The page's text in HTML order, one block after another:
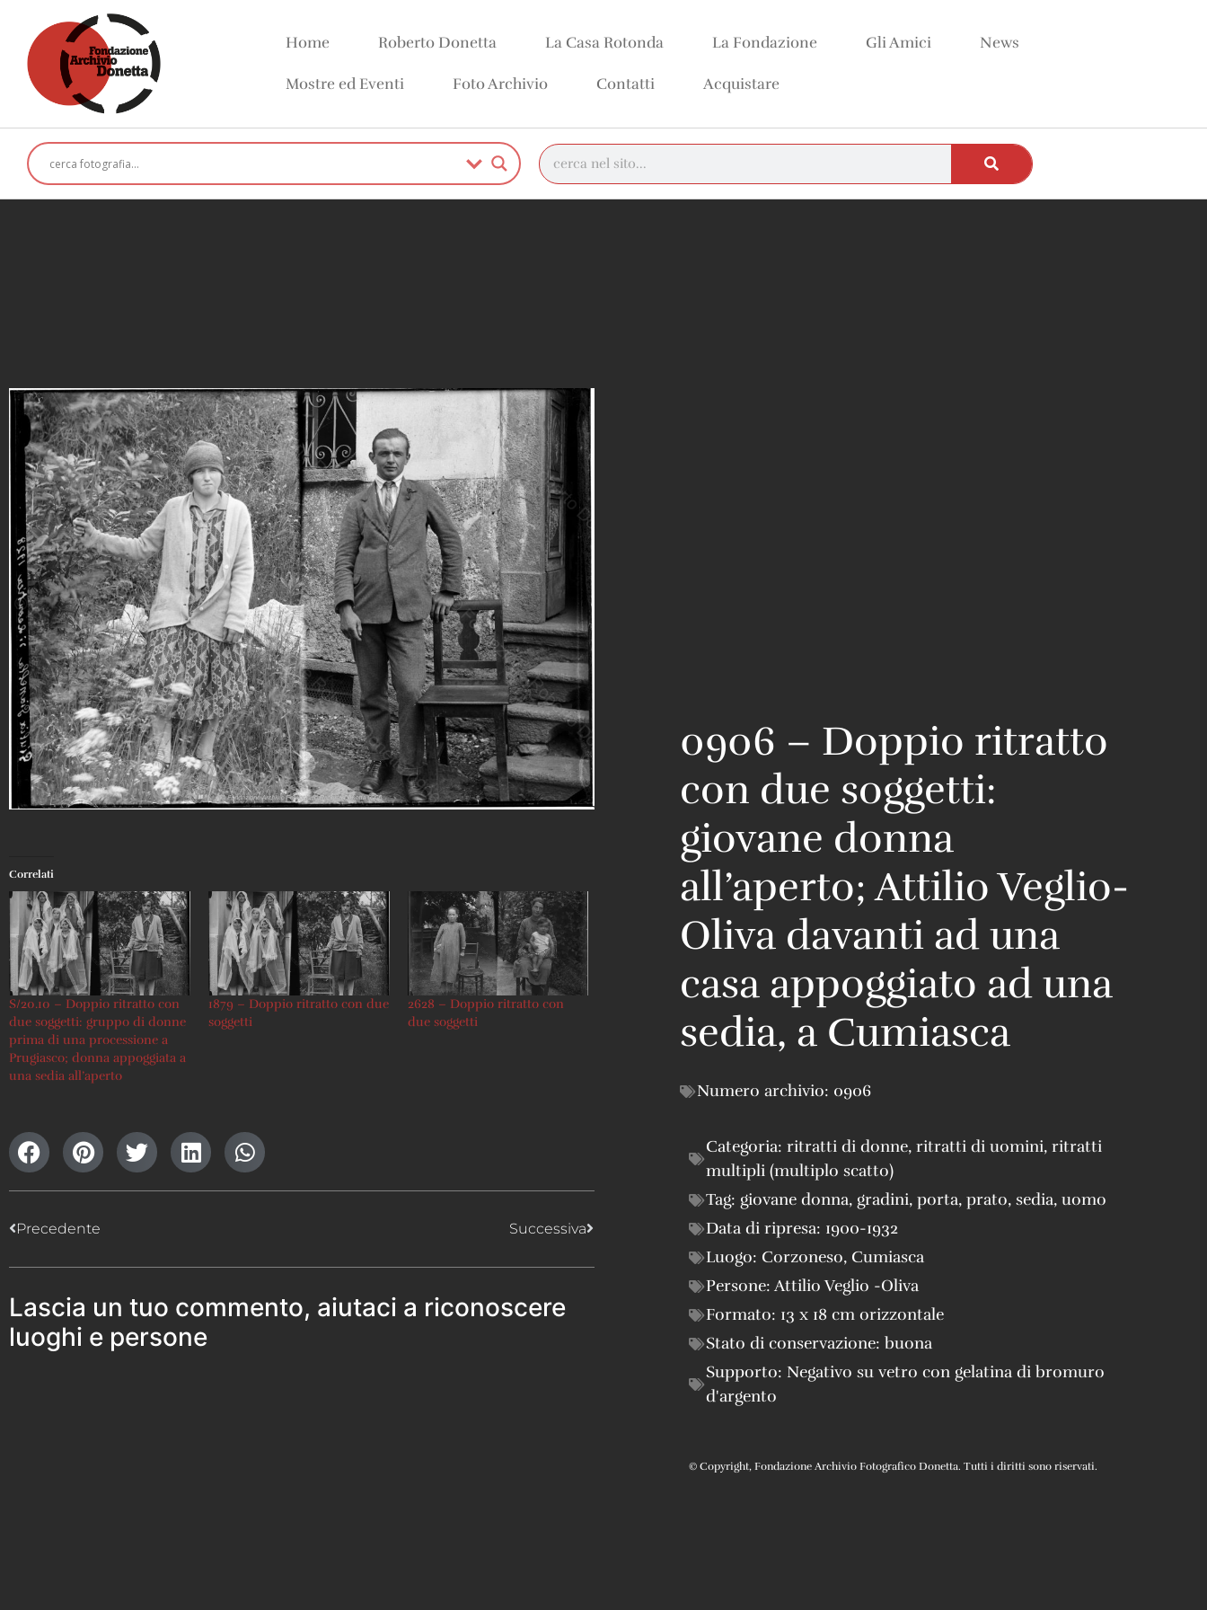
Home Roberto Donetta La Casa Rotonda La Fondazione Gli Amici News
Mostre ed Eventi Foto Archivio Contatti Acquistare
Correlati
S/20.10 – Doppio ritratto con
due soggetti: gruppo di donne
prima di una processione a
Prugiasco; donna appoggiata a
una sedia all’aperto
1879 – Doppio ritratto con due
soggetti
2628 – Doppio ritratto con
due soggetti
Precedente Successiva
Lascia un tuo commento, aiutaci a riconoscere
luoghi e persone
0906 – Doppio ritratto
con due soggetti:
giovane donna
all’aperto; Attilio Veglio-
Oliva davanti ad una
casa appoggiato ad una
sedia, a Cumiasca
Numero archivio: 0906
Categoria: ritratti di donne, ritratti di uomini, ritratti
multipli (multiplo scatto)
Tag: giovane donna, gradini, porta, prato, sedia, uomo
Data di ripresa: 1900-1932
Luogo: Corzoneso, Cumiasca
Persone: Attilio Veglio -Oliva
Formato: 13 x 18 cm orizzontale
Stato di conservazione: buona
Supporto: Negativo su vetro con gelatina di bromuro
d'argento
© Copyright, Fondazione Archivio Fotografico Donetta. Tutti i diritti sono riservati.